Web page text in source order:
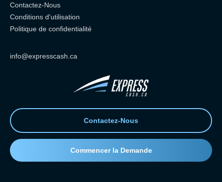
Contactez-Nous
Conditions d'utilisation
Politique de confidentialité
info@expresscash.ca
Contactez-Nous
Commencer la Demande